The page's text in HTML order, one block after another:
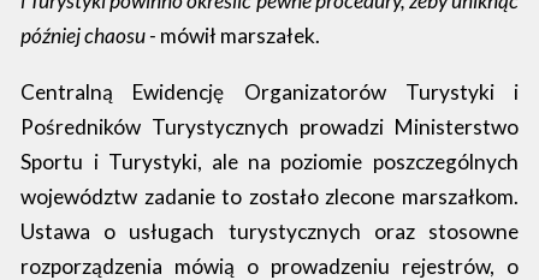
później chaosu - mówił marszałek.
Centralną Ewidencję Organizatorów Turystyki i
Pośredników Turystycznych prowadzi Ministerstwo
Sportu i Turystyki, ale na poziomie poszczególnych
województw zadanie to zostało zlecone marszałkom.
Ustawa o usługach turystycznych oraz stosowne
rozporządzenia mówią o prowadzeniu rejestrów, o